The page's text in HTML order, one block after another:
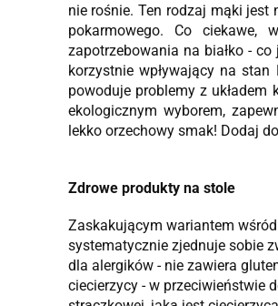
nie rośnie. Ten rodzaj mąki jest
pokarmowego. Co ciekawe,
zapotrzebowania na białko -
korzystnie wpływający na
powoduje problemy z
ekologicznym wyborem,
lekko orzechowy smak! Dodaj
Zdrowe produkty na stole
Zaskakującym wariantem
systematycznie zjednuje sobie
dla alergików - nie zawiera
ciecierzycy - w przeciwieństwie